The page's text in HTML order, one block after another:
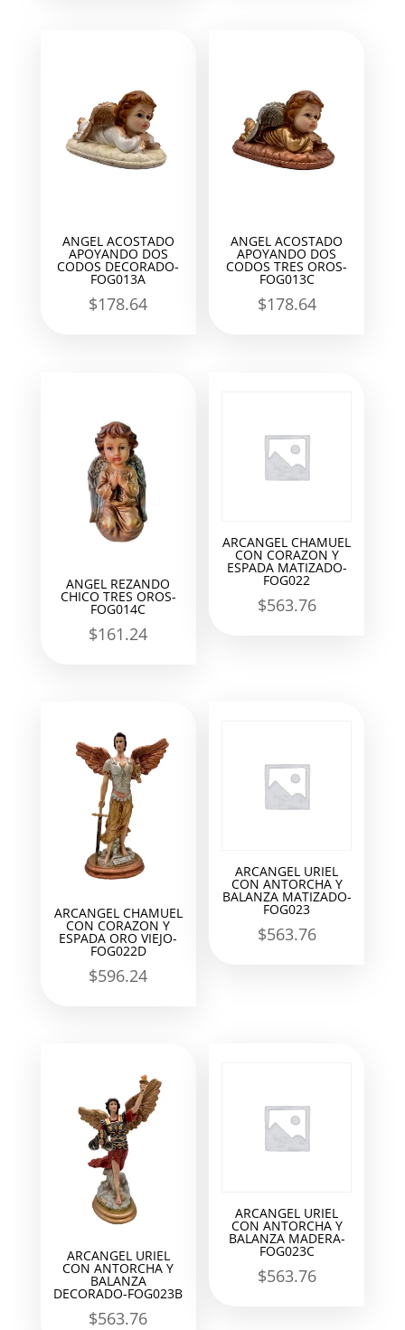
ANGEL ACOSTADO
APOYANDO DOS
CODOS DECORADO-
FOG013A
$178.64
ANGEL ACOSTADO
APOYANDO DOS
CODOS TRES OROS-
FOG013C
$178.64
ANGEL REZANDO
CHICO TRES OROS-
FOG014C
$161.24
ARCANGEL CHAMUEL
CON CORAZON Y
ESPADA MATIZADO-
FOG022
$563.76
ARCANGEL CHAMUEL
CON CORAZON Y
ESPADA ORO VIEJO-
FOG022D
$596.24
ARCANGEL URIEL
CON ANTORCHA Y
BALANZA MATIZADO-
FOG023
$563.76
ARCANGEL URIEL
CON ANTORCHA Y
BALANZA
DECORADO-FOG023B
$563.76
ARCANGEL URIEL
CON ANTORCHA Y
BALANZA MADERA-
FOG023C
$563.76